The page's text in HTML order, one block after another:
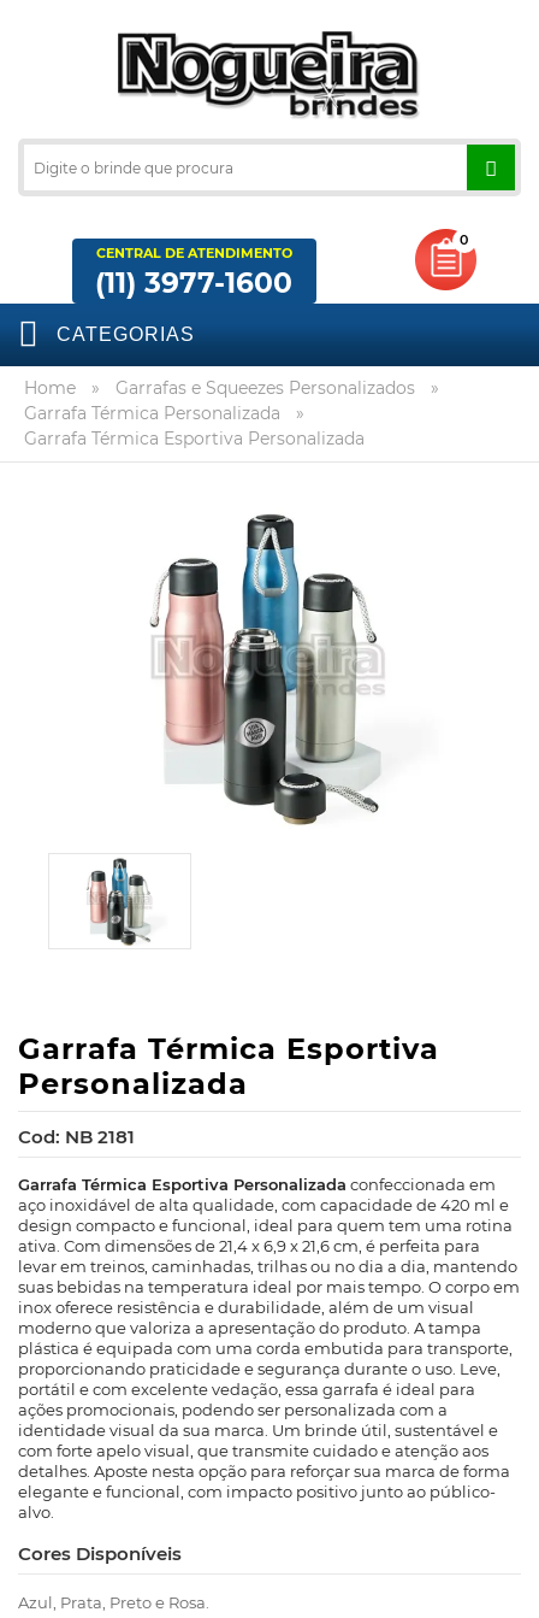
CENTRAL DE ATENDIMENTO
(11) 3977-1600
0
CATEGORIAS
Home » Garrafas e Squeezes Personalizados
»
Garrafa Térmica Personalizada
»
Garrafa Térmica Esportiva Personalizada
Garrafa Térmica Esportiva
Personalizada
Cod: NB 2181
Garrafa Térmica Esportiva Personalizada confeccionada em
aço inoxidável de alta qualidade, com capacidade de 420 ml e
design compacto e funcional, ideal para quem tem uma rotina
ativa. Com dimensões de 21,4 x 6,9 x 21,6 cm, é perfeita para
levar em treinos, caminhadas, trilhas ou no dia a dia, mantendo
suas bebidas na temperatura ideal por mais tempo. O corpo em
inox oferece resistência e durabilidade, além de um visual
moderno que valoriza a apresentação do produto. A tampa
plástica é equipada com uma corda embutida para transporte,
proporcionando praticidade e segurança durante o uso. Leve,
portátil e com excelente vedação, essa garrafa é ideal para
ações promocionais, podendo ser personalizada com a
identidade visual da sua marca. Um brinde útil, sustentável e
com forte apelo visual, que transmite cuidado e atenção aos
detalhes. Aposte nesta opção para reforçar sua marca de forma
elegante e funcional, com impacto positivo junto ao público-
alvo.
Cores Disponíveis
Azul, Prata, Preto e Rosa.